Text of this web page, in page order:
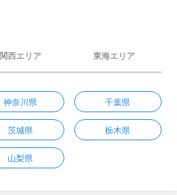
関西エリア 東海エリア
神奈川県 千葉県
茨城県 栃木県
山梨県